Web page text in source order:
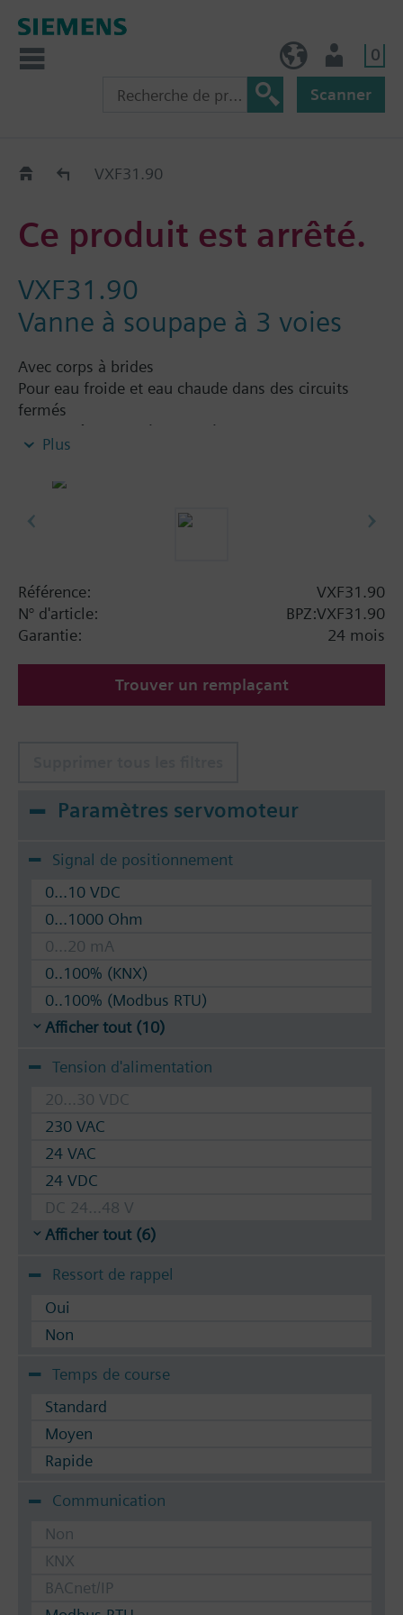
0
Scanner
Old2NewVXF31.90
Ce produit est arrêté.
VXF31.90
Vanne à soupape à 3 voies
Avec corps à brides
Pour eau froide et eau chaude dans des circuits
fermés
Peuvent être utilisées en mélange ou en diviseuse
Servomoteurs admissibles :
- SKB... / SKD... / SQX... pour Ø jusqu'à 80 mm
Plus
Référence:
VXF31.90
N° d'article:
BPZ:VXF31.90
Garantie:
24 mois
Trouver un remplaçant
Paramètres servomoteur
Signal de positionnement
0...10 VDC
0...1000 Ohm
0...20 mA
0..100% (KNX)
0..100% (Modbus RTU)
Afficher tout (10)
Tension d'alimentation
20...30 VDC
230 VAC
24 VAC
24 VDC
DC 24...48 V
Afficher tout (6)
Ressort de rappel
Oui
Non
Temps de course
Standard
Moyen
Rapide
Communication
Non
KNX
BACnet/IP